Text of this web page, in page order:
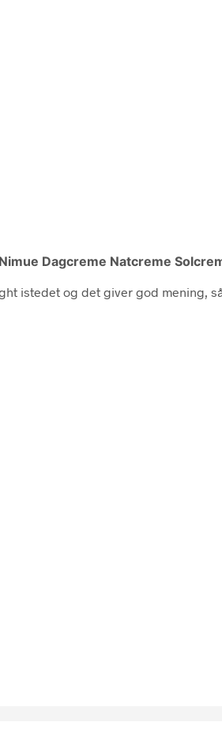
Dagcreme Natcreme
istedet og det giver god mening,